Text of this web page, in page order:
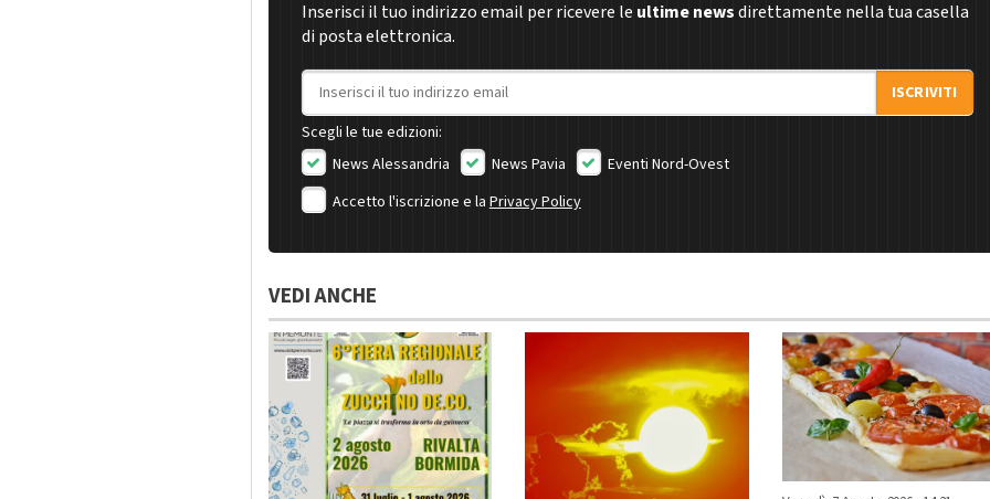
Inserisci il tuo indirizzo email per ricevere le ultime newsdirettamente nella tua casella
di posta elettronica.
Indirizzo email
ISCRIVITI
Scegli le tue edizioni:
News Alessandria
News Pavia
Eventi Nord-Ovest
Accetto l'iscrizione e laPrivacy Policy
VEDI ANCHE